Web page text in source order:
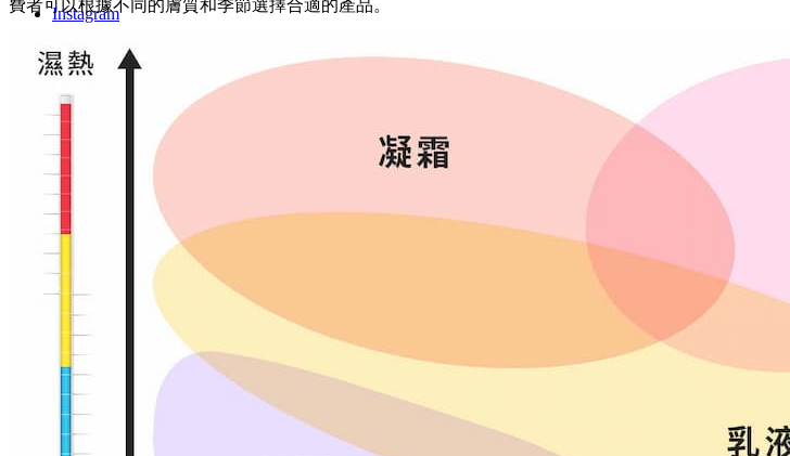
Instagram
Youtube
WhatsApp
費者可以根據不同的膚質和季節選擇合適的產品。